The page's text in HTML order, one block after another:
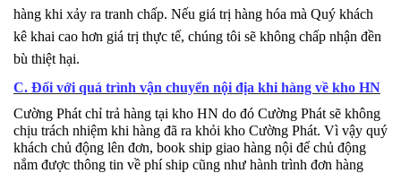
hàng khi xảy ra tranh chấp. Nếu giá trị hàng hóa mà Quý khách
kê khai cao hơn giá trị thực tế, chúng tôi sẽ không chấp nhận đền
bù thiệt hại.
C. Đối với quá trình vận chuyển nội địa khi hàng về kho HN
Cường Phát chỉ trả hàng tại kho HN do đó Cường Phát sẽ không
chịu trách nhiệm khi hàng đã ra khỏi kho Cường Phát. Vì vậy quý
khách chủ động lên đơn, book ship giao hàng nội để chủ động
nắm được thông tin về phí ship cũng như hành trình đơn hàng